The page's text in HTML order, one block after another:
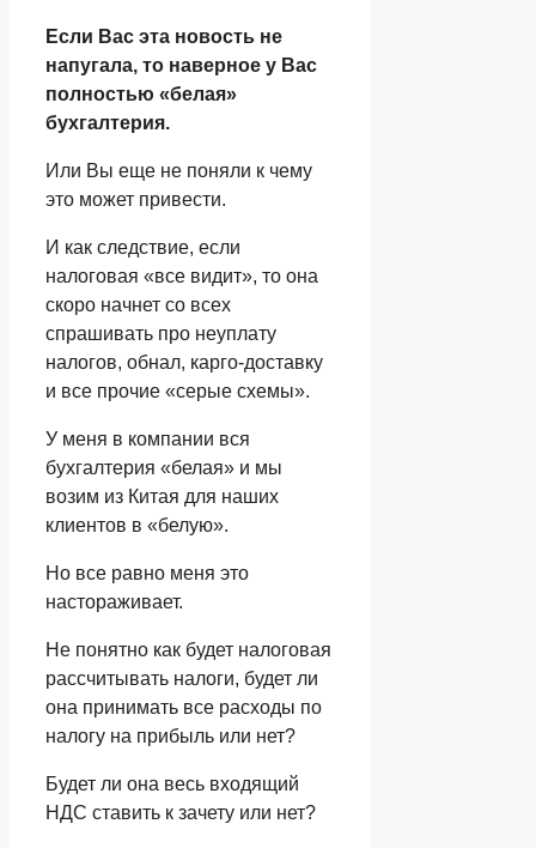
Если Вас эта новость не
напугала, то наверное у Вас
полностью «белая»
бухгалтерия.
Или Вы еще не поняли к чему
это может привести.
И как следствие, если
налоговая «все видит», то она
скоро начнет со всех
спрашивать про неуплату
налогов, обнал, карго-доставку
и все прочие «серые схемы».
У меня в компании вся
бухгалтерия «белая» и мы
возим из Китая для наших
клиентов в «белую».
Но все равно меня это
настораживает.
Не понятно как будет налоговая
рассчитывать налоги, будет ли
она принимать все расходы по
налогу на прибыль или нет?
Будет ли она весь входящий
НДС ставить к зачету или нет?